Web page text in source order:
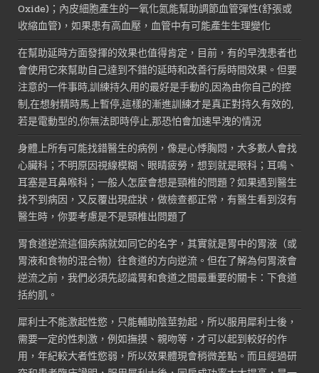
Oxide)；內皮細胞產生的一氧化氮能幫助調節血管彈性(舒張或
收縮血管)，如果患有高血壓，血管中有可能產生生理變化
在幫助延時方面發揮的效果也值得肯定，目前，有的早洩患者也
會使用它來幫助自己達到不錯的延時和改善行房時間效果。但要
注意的一件事時,訓練持久用的最好是手動的,因為由你自己的控
制,在想射精時馬上暫停,這樣的漸進訓練才是真正對持久有效的,
若是電動型的,你無法即時停止,那恐怕會加速早洩的情況
身體上所有可能找錯醫生的病例，像是心悸胸悶，大多數人會找
心臟科；不明原因視線模糊、眼睛疲勞，想到就是眼科；耳鳴、
耳塞是耳鼻喉科；一般人怎麼會想是頸椎的問題？如果遇到醫生
找不到病因，又反覆出現症狀，做檢查都正常，有醫生看到沒有
醫生時，你要考慮是不是頸椎出問題了
胃食道逆流這個疾病就如同它的名字，其實就是胃中的胃液（或
胃液和食物的混合物）往食道的方向逆流。但在了解為何胃液會
逆流之前，我們必須先認識胃和食道之間最重要的關卡：下食道
括約肌。
犀利士不能激起性慾，只能輔助陰莖勃起，所以服用犀利士後，
需要一定的性刺激，例如撫摸、親吻等，才可以起到較好的作
用，年紀較大者性慾弱，所以效果體現會稍微差點。而且經過研